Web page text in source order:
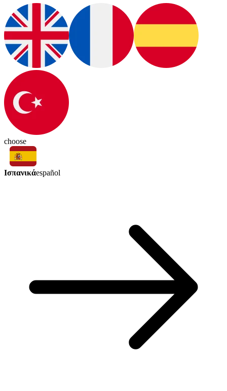
choose
Ισπανικάespañol